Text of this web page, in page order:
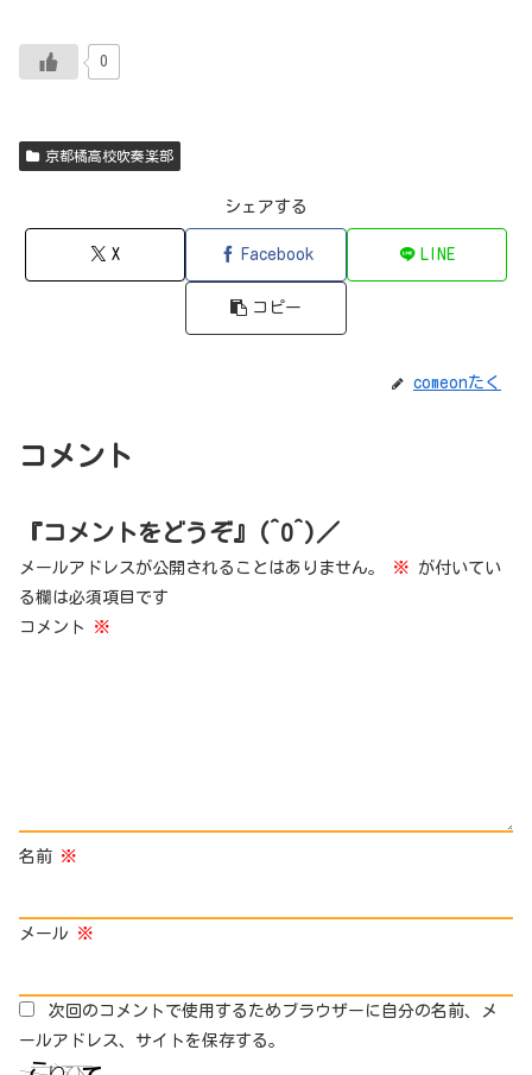
0
京都橘高校吹奏楽部
シェアする
X Facebook LINE
コピー
comeonたく
コメント
『コメントをどうぞ』(^O^)／
メールアドレスが公開されることはありません。 ※ が付いてい
る欄は必須項目です
コメント ※
名前 ※
メール ※
次回のコメントで使用するためブラウザーに自分の名前、メ
ールアドレス、サイトを保存する。